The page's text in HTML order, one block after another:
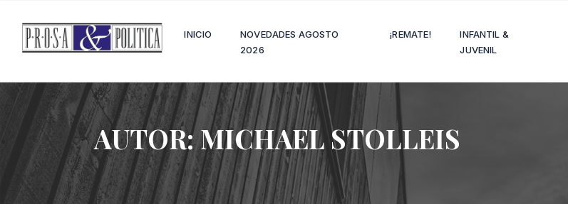
INICIO
NOVEDADES AGOSTO
2026
¡REMATE!
INFANTIL &
JUVENIL
AUTOR:MICHAEL STOLLEIS